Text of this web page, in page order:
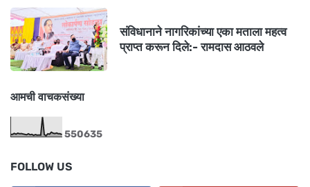
संविधानाने नागरिकांच्या एका मताला महत्व
प्राप्त करून दिले:- रामदास आठवले
आमची वाचकसंख्या
550635
FOLLOW US